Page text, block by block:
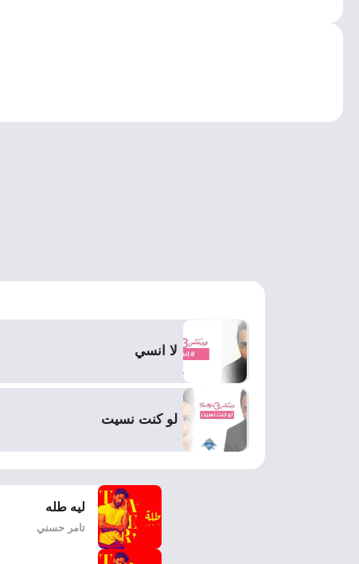
لا انسي
لو كنت نسيت
ليه طله
تامر حسني